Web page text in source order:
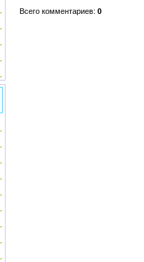
Всего комментариев: 0